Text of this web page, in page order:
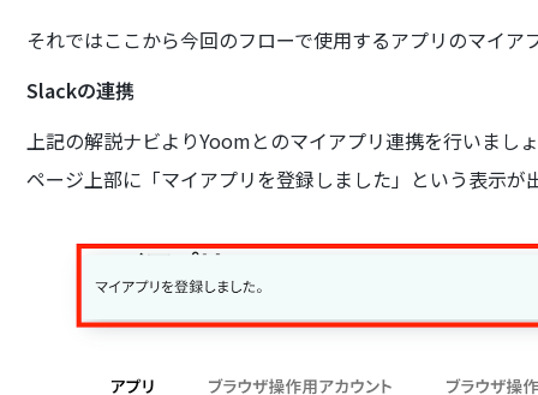
それではここから今回のフローで使用するアプリのマイア
Slackの連携
上記の解説ナビよりYoomとのマイアプリ連携を行いまし
ページ上部に「マイアプリを登録しました」という表示が